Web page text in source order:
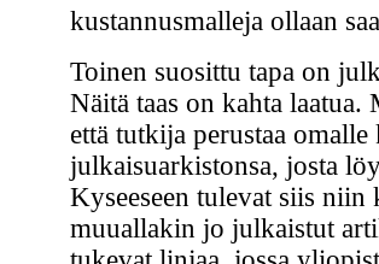
kustannusmalleja ollaan
Toinen suosittu tapa on
Näitä taas on kahta laatua.
että tutkija perustaa
julkaisuarkistonsa, josta
Kyseeseen tulevat siis niin
muuallakin jo julkaistut